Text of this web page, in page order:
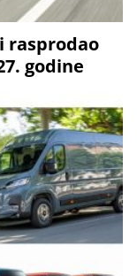
rasprodao
godine